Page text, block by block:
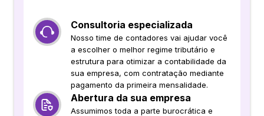
Consultoria especializada
Nosso time de contadores vai ajudar você
a escolher o melhor regime tributário e
estrutura para otimizar a contabilidade da
sua empresa, com contratação mediante
pagamento da primeira mensalidade.
Abertura da sua empresa
Assumimos toda a parte burocrática e